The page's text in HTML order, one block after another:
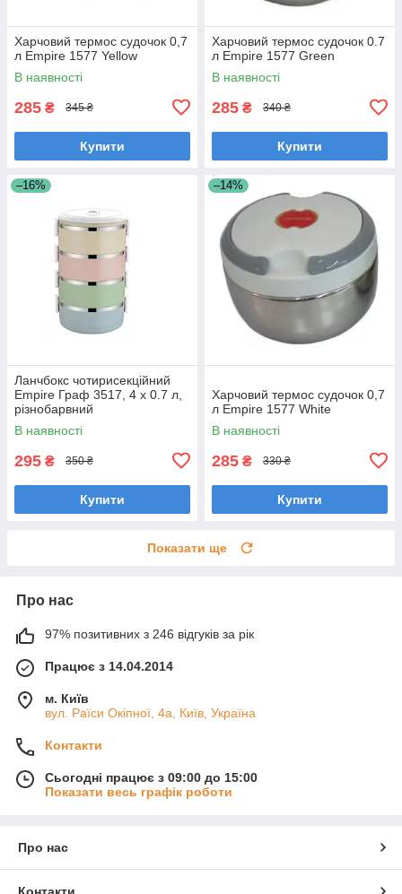
Харчовий термос судочок 0,7
л Empire 1577 Yellow
В наявності
285 ₴ 345 ₴
Купити
Харчовий термос судочок 0.7
л Empire 1577 Green
В наявності
285 ₴ 340 ₴
Купити
–16%
Ланчбокс чотирисекційний
Empire Граф 3517, 4 х 0.7 л,
різнобарвний
В наявності
295 ₴ 350 ₴
Купити
–14%
Харчовий термос судочок 0,7
л Empire 1577 White
В наявності
285 ₴ 330 ₴
Купити
Показати ще
Про нас
97% позитивних з 246 відгуків за рік
Працює з 14.04.2014
м. Київ
вул. Раїси Окіпної, 4а, Київ, Україна
Контакти
Сьогодні працює з 09:00 до 15:00
Показати весь графік роботи
Про нас